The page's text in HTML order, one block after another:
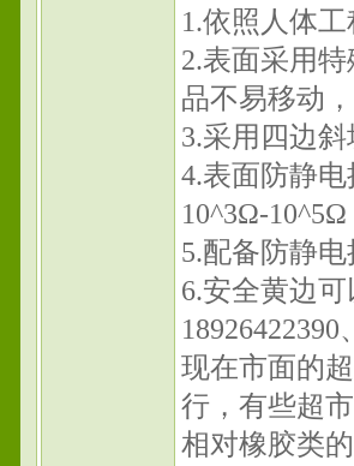
1.依照人体
2.表面采用
品不易移动
3.采用四边
4.表面防静
10^3Ω-10^5Ω
5.配备防静
6.安全黄边
18926422390
现在市面的
行，有些超
相对橡胶类